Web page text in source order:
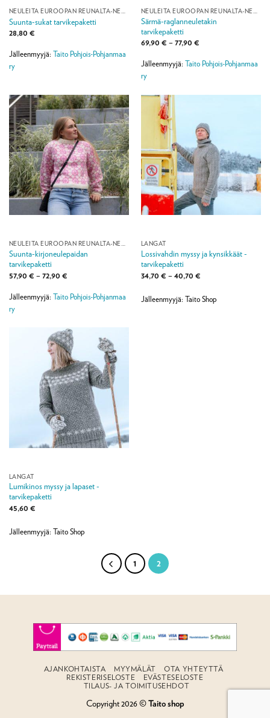
Suunta-sukat tarvikepaketti
28,80 €
Jälleenmyyjä: Taito Pohjois-Pohjanmaa
ry
Särmä-raglanneuletakin
tarvikepaketti
69,90 € – 77,90 €Hintaluokka:
77,90 €
Jälleenmyyjä: Taito Pohjois-Pohjanmaa
ry
NEULEITA EUROOPAN REUNALTA-NEULEMALLISTO
Suunta-kirjoneulepaidan
tarvikepaketti
57,90 € – 72,90 €Hintaluokka:
72,90 €
Jälleenmyyjä: Taito Pohjois-Pohjanmaa
ry
LANGAT
Lossivahdin myssy ja kynsikkäät -
tarvikepaketti
34,70 € – 40,70 €Hintaluokka:
40,70 €
Jälleenmyyjä: Taito Shop
LANGAT
Lumikinos myssy ja lapaset -
tarvikepaketti
45,60 €
Jälleenmyyjä: Taito Shop
1 2
AJANKOHTAISTA MYYMÄLÄT
OTA YHTEYTTÄ
REKISTERISELOSTE
EVÄSTESELOSTE
TILAUS- JA TOIMITUSEHDOT
Copyright 2026 ©Taito shop